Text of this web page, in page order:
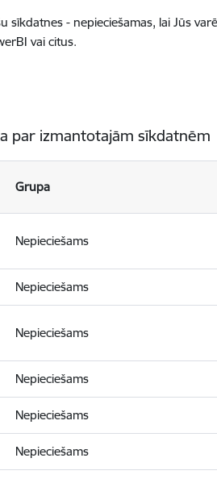
sīkdatnes - nepieciešamas, lai Jūs
vai citus.
par izmantotajām sīkdatnēm
Grupa
Nepieciešams
Nepieciešams
Nepieciešams
Nepieciešams
Nepieciešams
Nepieciešams